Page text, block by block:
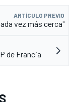
ARTÍCULO PREVIO
vez más cerca"
de Francia